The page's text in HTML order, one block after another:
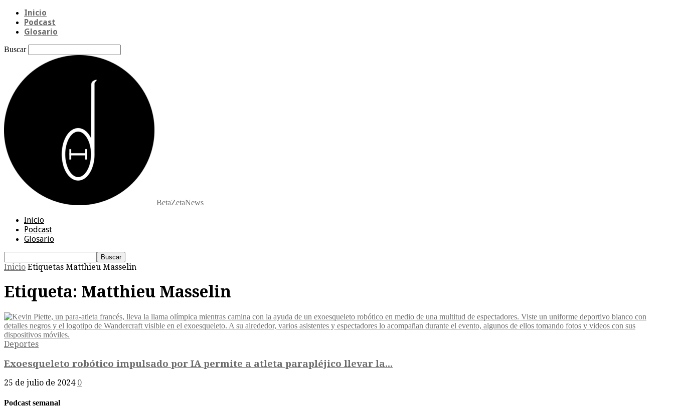
Inicio
Podcast
Glosario
Buscar
BetaZetaNews
Inicio
Podcast
Glosario
Inicio Etiquetas Matthieu Masselin
Etiqueta: Matthieu Masselin
Deportes
Exoesqueleto robótico impulsado por IA permite a atleta parapléjico llevar la...
25 de julio de 2024 0
Podcast semanal